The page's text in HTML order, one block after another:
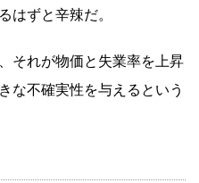
はずと辛辣だ。
それが物価と失業率を上昇
な不確実性を与えるという